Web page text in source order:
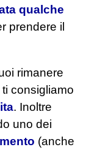
qualche
prendere il
rimanere
ti consigliamo
. Inoltre
uno dei
(anche